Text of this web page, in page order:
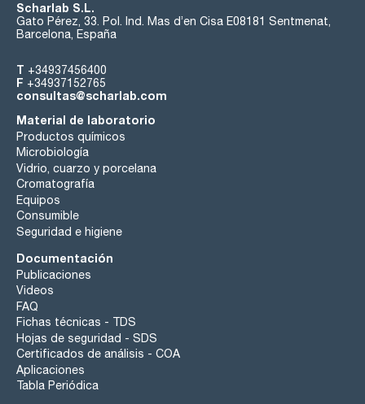
Scharlab S.L.
Gato Pérez, 33. Pol. Ind. Mas d’en Cisa E08181 Sentmenat,
Barcelona, España
T +34937456400
F +34937152765
consultas@scharlab.com
Material de laboratorio
Productos químicos
Microbiología
Vidrio, cuarzo y porcelana
Cromatografía
Equipos
Consumible
Seguridad e higiene
Documentación
Publicaciones
Videos
FAQ
Fichas técnicas - TDS
Hojas de seguridad - SDS
Certificados de análisis - COA
Aplicaciones
Tabla Periódica